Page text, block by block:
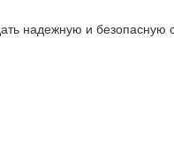
надежную и безопасную